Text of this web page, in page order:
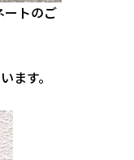
ートのご
ます。